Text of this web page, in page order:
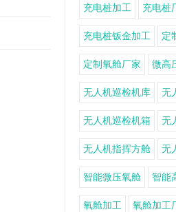
充电桩加工 充电桩
充电桩钣金加工 定
定制氧舱厂家 微高
无人机巡检机库 无
无人机巡检机箱 无
无人机指挥方舱 无
智能微压氧舱 智能
氧舱加工 氧舱加工